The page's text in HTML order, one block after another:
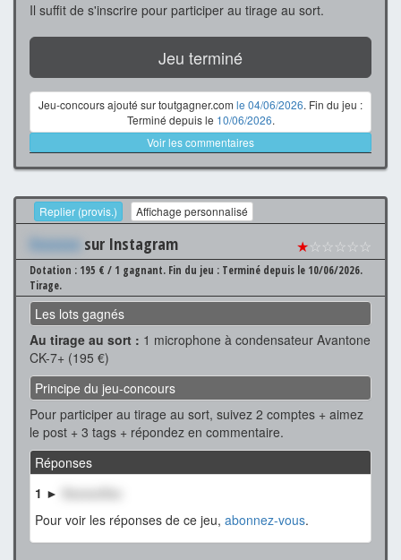
Il suffit de s'inscrire pour participer au tirage au sort.
Jeu terminé
Jeu-concours ajouté sur toutgagner.com le 04/06/2026. Fin du jeu :
Terminé depuis le 10/06/2026.
Voir les commentaires
Replier (provis.) Affichage personnalisé
Xxxxxxx sur Instagram ★☆☆☆☆☆
Dotation : 195 € / 1 gagnant. Fin du jeu : Terminé depuis le 10/06/2026.
Tirage.
Les lots gagnés
Au tirage au sort : 1 microphone à condensateur Avantone
CK-7+ (195 €)
Principe du jeu-concours
Pour participer au tirage au sort, suivez 2 comptes + aimez
le post + 3 tags + répondez en commentaire.
Réponses
1 ►
XxxxxxXxx
Pour voir les réponses de ce jeu, abonnez-vous.